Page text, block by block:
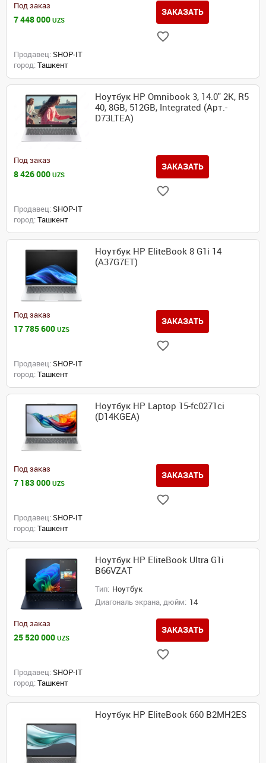
Под заказ
7 448 000 UZS
ЗАКАЗАТЬ
Продавец: SHOP-IT
город: Ташкент
Ноутбук HP Omnibook 3, 14.0" 2K, R5
40, 8GB, 512GB, Integrated (Арт.-
D73LTEA)
Под заказ
8 426 000 UZS
ЗАКАЗАТЬ
Продавец: SHOP-IT
город: Ташкент
Ноутбук HP EliteBook 8 G1i 14
(A37G7ET)
Под заказ
17 785 600 UZS
ЗАКАЗАТЬ
Продавец: SHOP-IT
город: Ташкент
Ноутбук HP Laptop 15-fc0271ci
(D14KGEA)
Под заказ
7 183 000 UZS
ЗАКАЗАТЬ
Продавец: SHOP-IT
город: Ташкент
Ноутбук HP EliteBook Ultra G1i
B66VZAT
Тип: Ноутбук
Диагональ экрана, дюйм: 14
Под заказ
25 520 000 UZS
ЗАКАЗАТЬ
Продавец: SHOP-IT
город: Ташкент
Ноутбук HP EliteBook 660 B2MH2ES